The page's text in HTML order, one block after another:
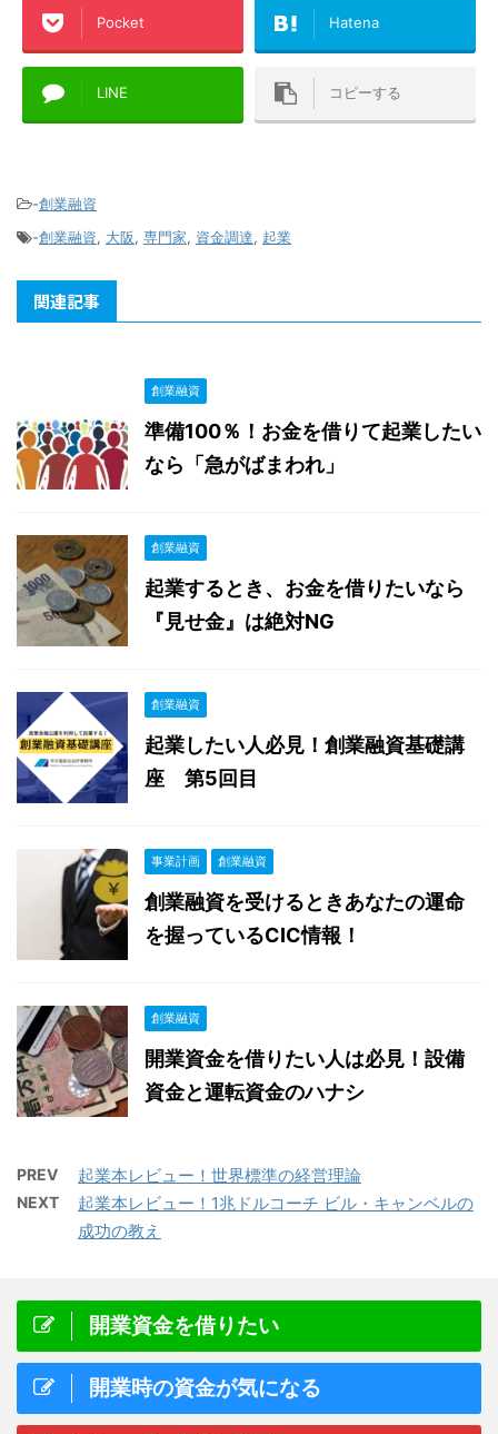
Pocket Hatena
LINE コピーする
-創業融資
-創業融資, 大阪, 専門家, 資金調達, 起業
関連記事
創業融資
準備100％！お金を借りて起業したい
なら「急がばまわれ」
創業融資
起業するとき、お金を借りたいなら
『見せ金』は絶対NG
創業融資
起業したい人必見！創業融資基礎講
座 第5回目
事業計画 創業融資
創業融資を受けるときあなたの運命
を握っているCIC情報！
創業融資
開業資金を借りたい人は必見！設備
資金と運転資金のハナシ
PREV 起業本レビュー！世界標準の経営理論
NEXT
起業本レビュー！1兆ドルコーチ ビル・キャンベルの
成功の教え
開業資金を借りたい
開業時の資金が気になる